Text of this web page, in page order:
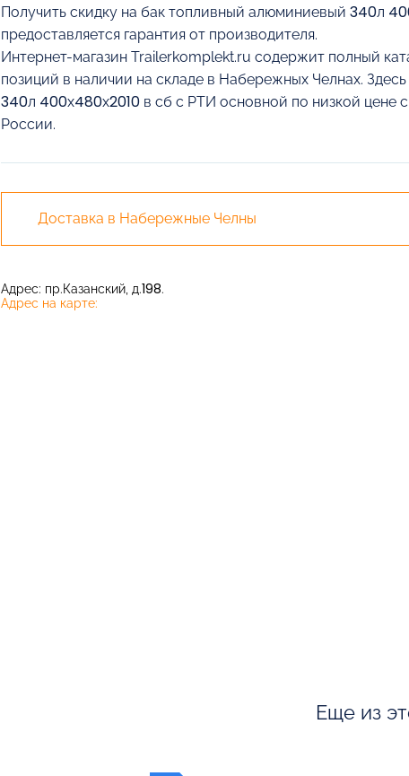
Получить скидку на бак топливный алюминиевый 340л
предоставляется гарантия от производителя.
Интернет-магазин Trailerkomplekt.ru содержит полный
позиций в наличии на складе в Набережных Челнах.
340л 400х480х2010 в сб с РТИ основной по низкой цене
России.
Доставка в Набережные Челны
Адрес: пр.Казанский, д.198.
Адрес на карте:
Еще из